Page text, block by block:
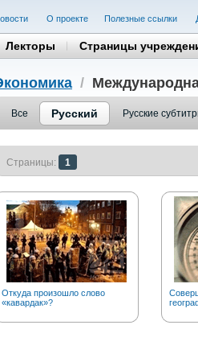
О проекте Полезные cсылки
Лекторы Страницы
/
Все Русский Русские
Страницы: 1
Откуда произошло слово
«кавардак»?